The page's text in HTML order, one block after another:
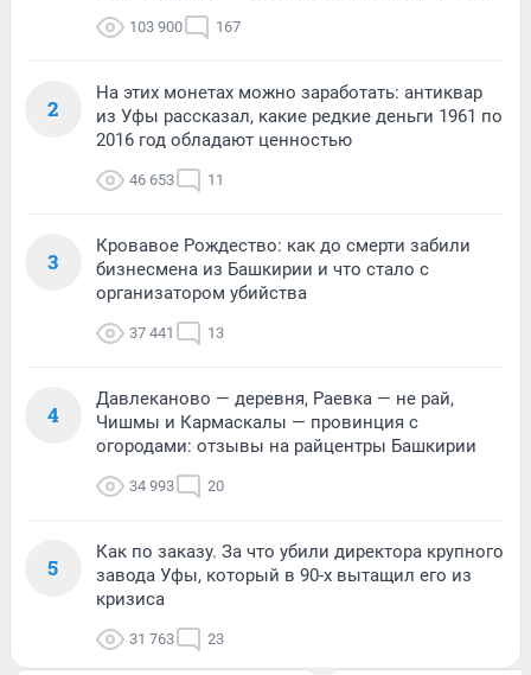
103 900 167
2
На этих монетах можно заработать: антиквар
из Уфы рассказал, какие редкие деньги 1961 по
2016 год обладают ценностью
46 653 11
3
Кровавое Рождество: как до смерти забили
бизнесмена из Башкирии и что стало с
организатором убийства
37 441 13
4
Давлеканово — деревня, Раевка — не рай,
Чишмы и Кармаскалы — провинция с
огородами: отзывы на райцентры Башкирии
34 993 20
5
Как по заказу. За что убили директора крупного
завода Уфы, который в 90-х вытащил его из
кризиса
31 763 23